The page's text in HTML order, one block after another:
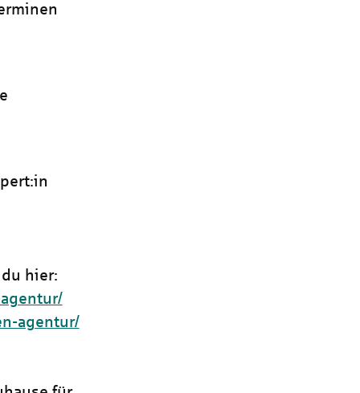
hier:
agentur/